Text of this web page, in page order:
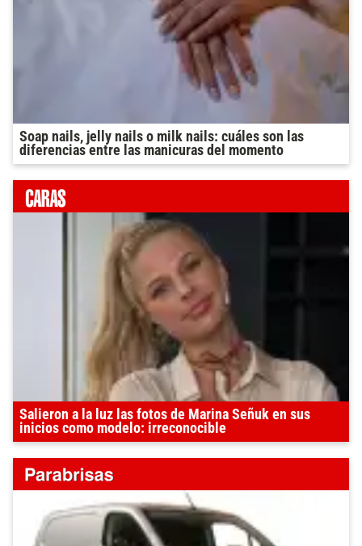
Soap nails, jelly nails o milk nails: cuáles son las
diferencias entre las manicuras del momento
Salieron a la luz las fotos de Marina Señuk en sus
inicios como modelo: irreconocible